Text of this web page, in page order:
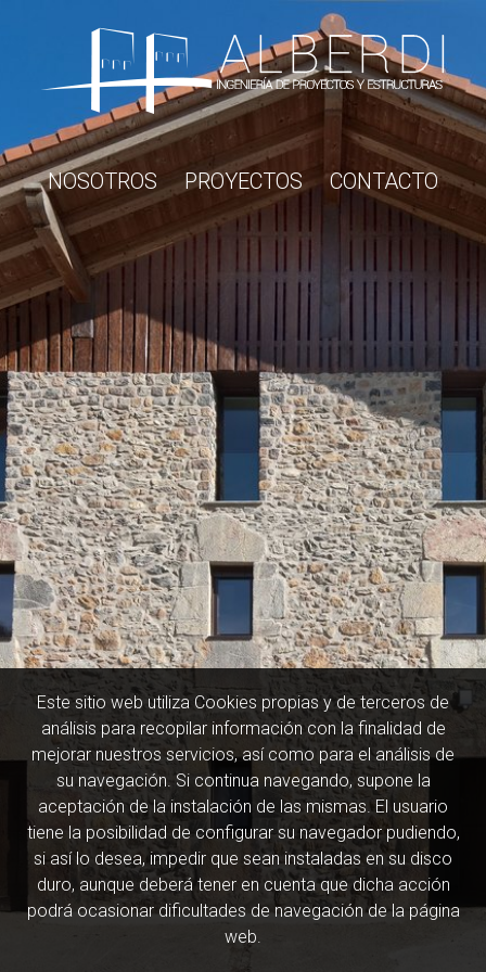
NOSOTROS PROYECTOS CONTACTO
Este sitio web utiliza Cookies propias y de terceros de
análisis para recopilar información con la finalidad de
mejorar nuestros servicios, así como para el análisis de
su navegación. Si continua navegando, supone la
aceptación de la instalación de las mismas. El usuario
tiene la posibilidad de configurar su navegador pudiendo,
si así lo desea, impedir que sean instaladas en su disco
duro, aunque deberá tener en cuenta que dicha acción
podrá ocasionar dificultades de navegación de la página
web.